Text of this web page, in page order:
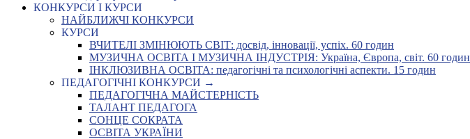
КОНКУРСИ І КУРСИ
НАЙБЛИЖЧІ КОНКУРСИ
КУРСИ
ВЧИТЕЛІ ЗМІНЮЮТЬ СВІТ: досвід, інновації, успіх. 60 годин
МУЗИЧНА ОСВІТА І МУЗИЧНА ІНДУСТРІЯ: Україна, Європа, світ. 60 годин
ІНКЛЮЗИВНА ОСВІТА: педагогічні та психологічні аспекти. 15 годин
ПЕДАГОГІЧНІ КОНКУРСИ →
ПЕДАГОГІЧНА МАЙСТЕРНІСТЬ
ТАЛАНТ ПЕДАГОГА
СОНЦЕ СОКРАТА
ОСВІТА УКРАЇНИ